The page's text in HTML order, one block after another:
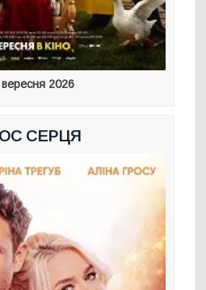
2026
СЕРЦЯ